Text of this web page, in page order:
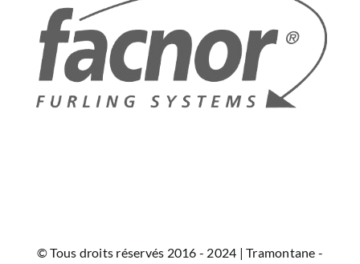
© Tous droits réservés 2016 - 2024 | Tramontane -